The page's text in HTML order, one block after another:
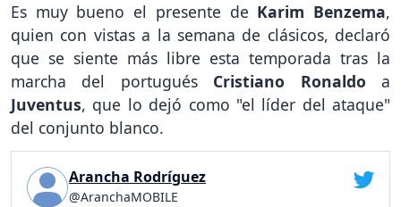
Es muy bueno el presente de Karim Benzema,
quien con vistas a la semana de clásicos, declaró
que se siente más libre esta temporada tras la
marcha del portugués Cristiano Ronaldo a
Juventus, que lo dejó como "el líder del ataque"
del conjunto blanco.
Arancha Rodríguez
@AranchaMOBILE